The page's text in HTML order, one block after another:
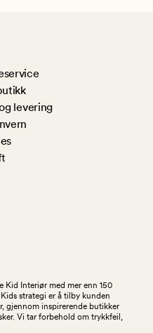
levering
Kid Interiør med mer enn 150
strategi er å tilby kunden
gjennom inspirerende butikker
Vi tar forbehold om trykkfeil,